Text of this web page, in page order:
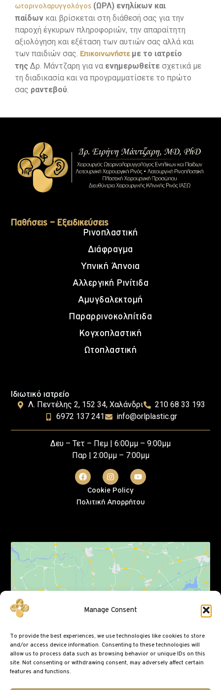
Manage Consent
To provide the best experiences, we use technologies like cookies to store
and/or access device information. Consenting to these technologies will
allow us to process data such as browsing behavior or unique IDs on this
site. Not consenting or withdrawing consent, may adversely affect certain
features and functions.
ωτορινολαρυγγολόγος (ΩΡΛ) ενηλίκων και
παίδων και βρίσκεται στη διάθεσή σας για την
παροχή έγκυρων πληροφοριών, την απαραίτητη
αξιολόγηση και εξέταση των αυτιών σας αλλά και
των παιδιών σας. Επικοινωνήστεμε το ιατρείο
της Δρ. Μάντζαρη για να ενημερωθείτε σχετικά με
τη διαδικασία και να προγραμματίσετε το πρώτο
σας ραντεβού
Παθήσεις – Εξειδικεύσεις
Ρινοπλαστική
Διάφραγμα
Υπνική Άπνοια
Αλλεργική Ρινίτιδα
Αμυγδαλεκτομή
Παραρρινοκολπίτιδα
Κογχοπλαστική
Ωτοπλαστική
Ιδιωτικό ιατρείο
Λ. Πεντέλης 2, 152 34, Χαλάνδρι
210 68 33 193
6972 137 241
info@orlplastic.gr
Δευ – Τετ – Πεμ | 6:00μμ – 9:00μμ
Παρ | 2:00μμ – 7:00μμ
Cookie Policy
Πολιτική Απορρήτου
Click to accept marketing cookies and enable